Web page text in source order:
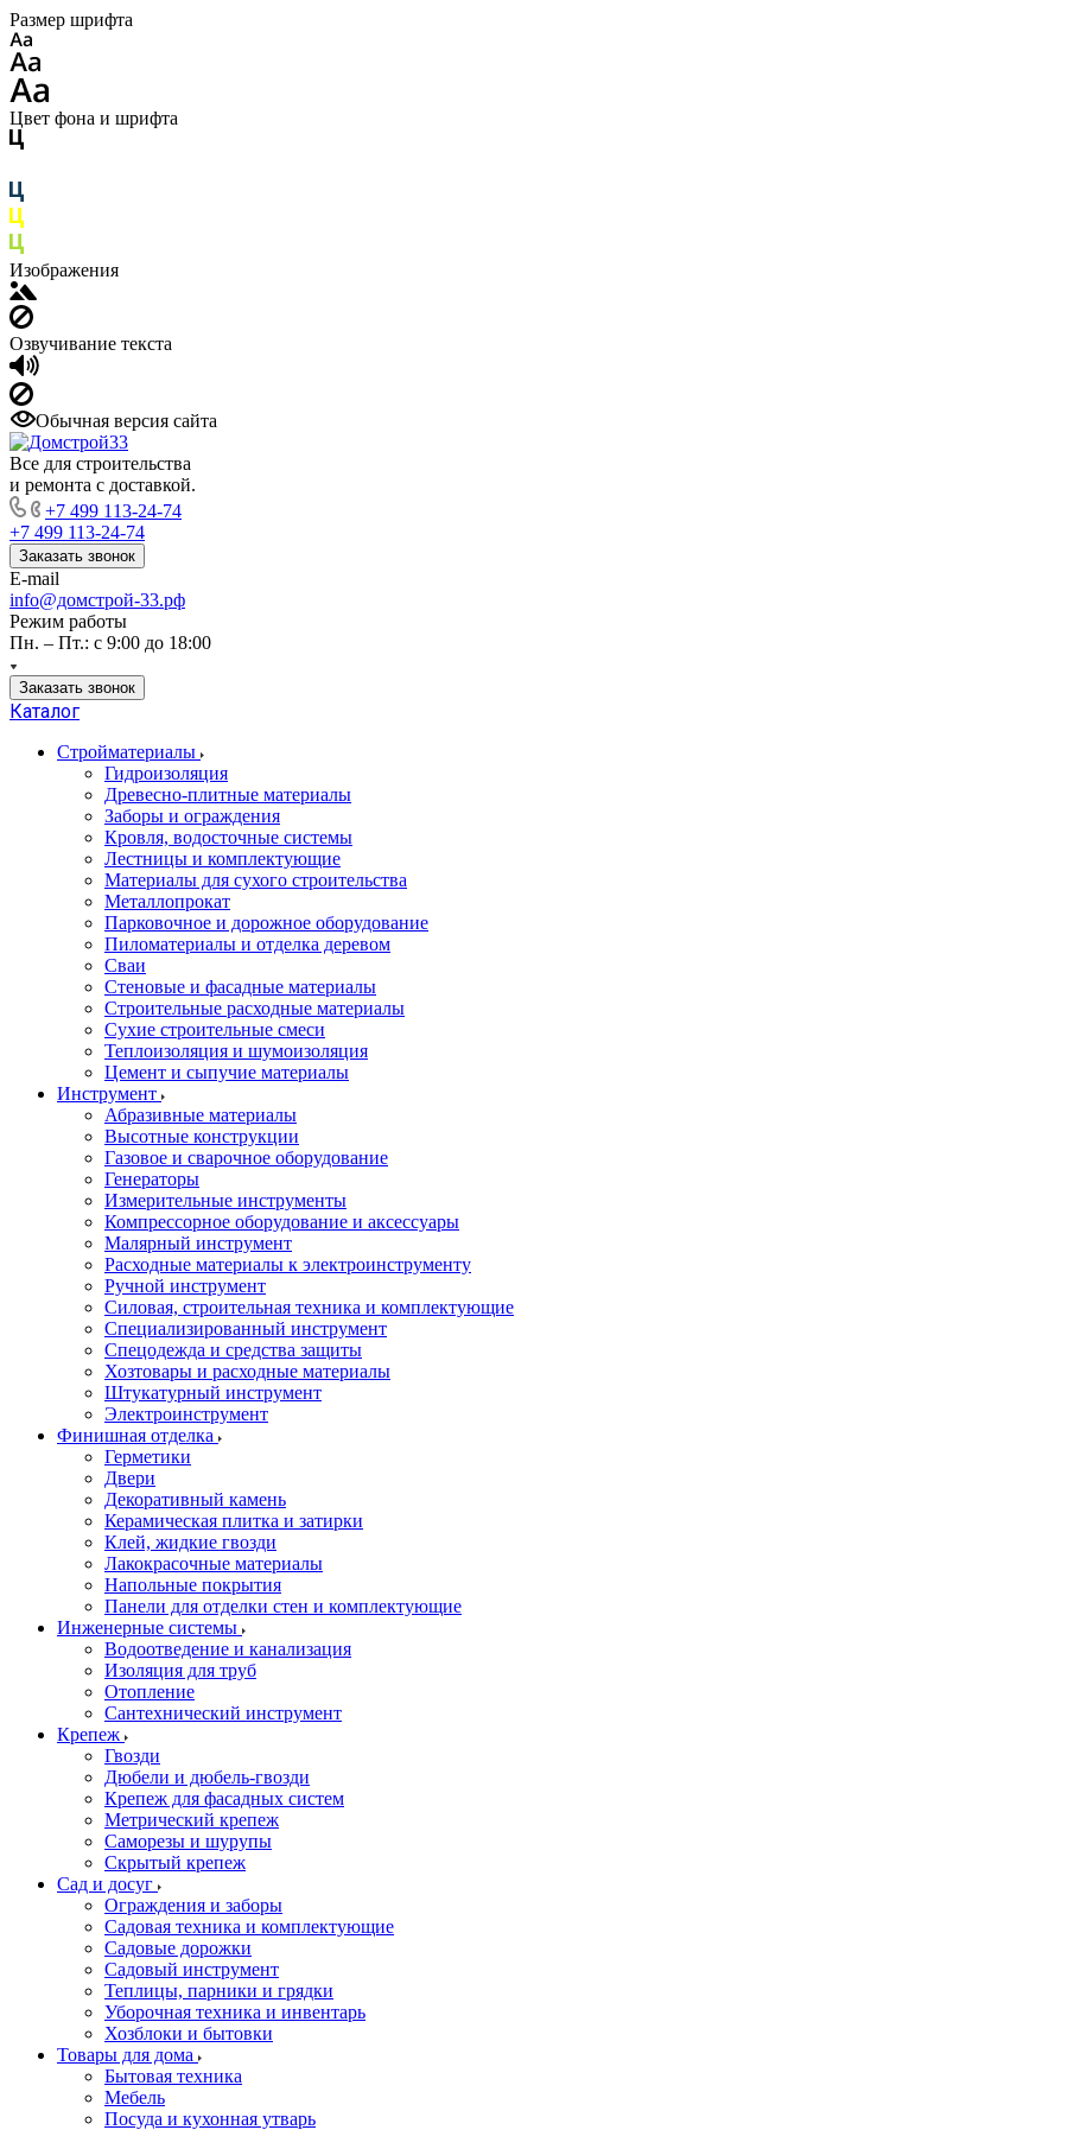
Размер шрифта
Цвет фона и шрифта
Изображения
Озвучивание текста
Обычная версия сайта
Все для строительства
и ремонта с доставкой.
+7 499 113-24-74
+7 499 113-24-74
Заказать звонок
E-mail
info@домстрой-33.рф
Режим работы
Пн. – Пт.: с 9:00 до 18:00
Заказать звонок
Каталог
Стройматериалы
Гидроизоляция
Древесно-плитные материалы
Заборы и ограждения
Кровля, водосточные системы
Лестницы и комплектующие
Материалы для сухого строительства
Металлопрокат
Парковочное и дорожное оборудование
Пиломатериалы и отделка деревом
Сваи
Стеновые и фасадные материалы
Строительные расходные материалы
Сухие строительные смеси
Теплоизоляция и шумоизоляция
Цемент и сыпучие материалы
Инструмент
Абразивные материалы
Высотные конструкции
Газовое и сварочное оборудование
Генераторы
Измерительные инструменты
Компрессорное оборудование и аксессуары
Малярный инструмент
Расходные материалы к электроинструменту
Ручной инструмент
Силовая, строительная техника и комплектующие
Специализированный инструмент
Спецодежда и средства защиты
Хозтовары и расходные материалы
Штукатурный инструмент
Электроинструмент
Финишная отделка
Герметики
Двери
Декоративный камень
Керамическая плитка и затирки
Клей, жидкие гвозди
Лакокрасочные материалы
Напольные покрытия
Панели для отделки стен и комплектующие
Инженерные системы
Водоотведение и канализация
Изоляция для труб
Отопление
Сантехнический инструмент
Крепеж
Гвозди
Дюбели и дюбель-гвозди
Крепеж для фасадных систем
Метрический крепеж
Саморезы и шурупы
Скрытый крепеж
Сад и досуг
Ограждения и заборы
Садовая техника и комплектующие
Садовые дорожки
Садовый инструмент
Теплицы, парники и грядки
Уборочная техника и инвентарь
Хозблоки и бытовки
Товары для дома
Бытовая техника
Мебель
Посуда и кухонная утварь